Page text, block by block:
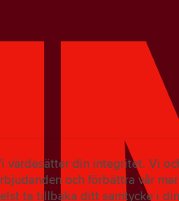
värdesätter din integritet. Vi
och förbättra vår
ta tillbaka ditt samtycke i